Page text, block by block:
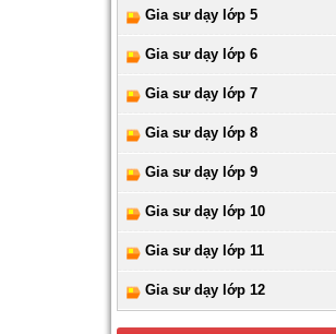
Gia sư dạy lớp 5
Gia sư dạy lớp 6
Gia sư dạy lớp 7
Gia sư dạy lớp 8
Gia sư dạy lớp 9
Gia sư dạy lớp 10
Gia sư dạy lớp 11
Gia sư dạy lớp 12